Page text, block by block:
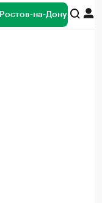
Ростов-на-Дону